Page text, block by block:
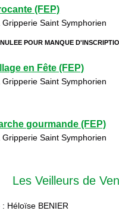
(FEP)
Gripperie Saint Symphorien
POUR MANQUE
en Fête (FEP)
Gripperie Saint Symphorien
gourmande (FEP)
Gripperie Saint Symphorien
Les Veilleurs de
: Héloïse BENIER